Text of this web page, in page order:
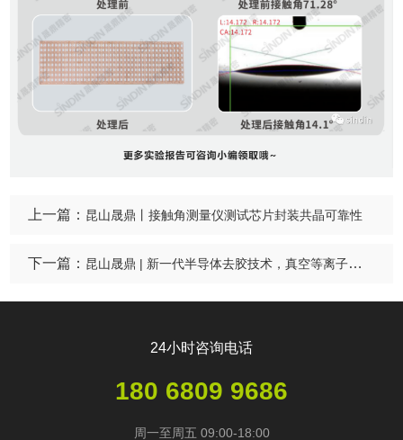
上一篇： 昆山晟鼎丨接触角测量仪测试芯片封装共晶可靠性
下一篇： 昆山晟鼎 | 新一代半导体去胶技术，真空等离子清洗机的应用
24小时咨询电话
180 6809 9686
周一至周五 09:00-18:00